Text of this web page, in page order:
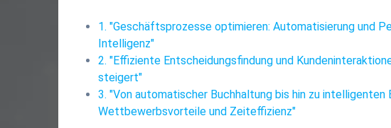
1. "Geschäftsprozesse optimieren: Automatisierung und
Intelligenz"
2. "Effiziente Entscheidungsfindung und
steigert"
3. "Von automatischer Buchhaltung bis hin zu
Wettbewerbsvorteile und Zeiteffizienz"